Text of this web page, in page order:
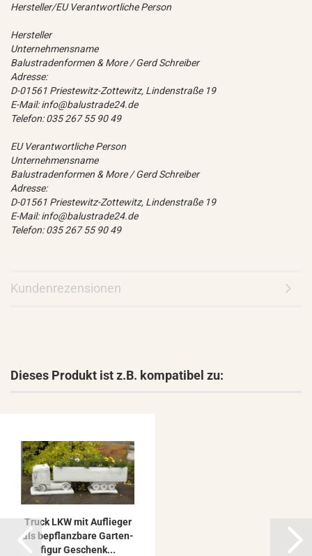
Hersteller/EU Verantwortliche Person
Hersteller
Unternehmensname
Balustradenformen & More / Gerd Schreiber
Adresse:
D-01561 Priestewitz-Zottewitz, Lindenstraße 19
E-Mail: info@balustrade24.de
Telefon: 035 267 55 90 49
EU Verantwortliche Person
Unternehmensname
Balustradenformen & More / Gerd Schreiber
Adresse:
D-01561 Priestewitz-Zottewitz, Lindenstraße 19
E-Mail: info@balustrade24.de
Telefon: 035 267 55 90 49
Kundenrezensionen
Dieses Produkt ist z.B. kompatibel zu:
Truck LKW mit Auf­lie­ger
als be­pflanz­ba­re Gar­ten­
fi­gur Ge­schenk...